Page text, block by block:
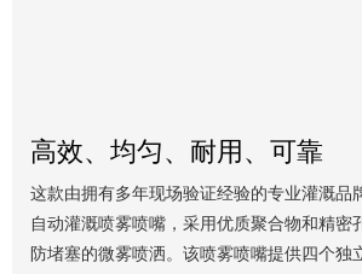
高效、均匀、耐用、可靠
这款由拥有多年现场验证经验的专业灌溉品
自动灌溉喷雾喷嘴，采用优质聚合物和精密
防堵塞的微雾喷洒。该喷雾喷嘴提供四个独